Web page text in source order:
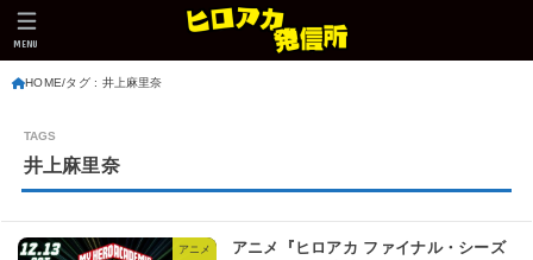
MENU
HOME タグ : 井上麻里奈
井上麻里奈
アニメ
アニメ『ヒロアカ ファイナル・シーズ